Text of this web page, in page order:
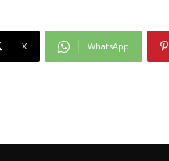
X WhatsApp